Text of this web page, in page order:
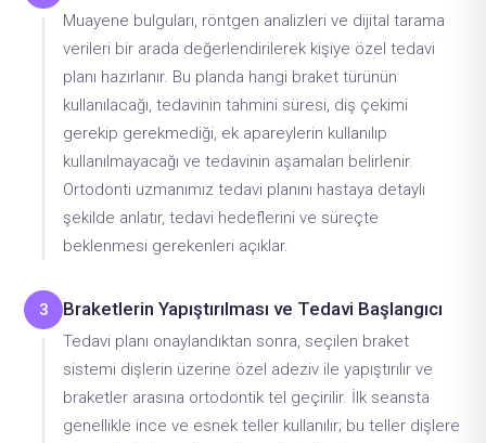
Muayene bulguları, röntgen analizleri ve dijital tarama
verileri bir arada değerlendirilerek kişiye özel tedavi
planı hazırlanır. Bu planda hangi braket türünün
kullanılacağı, tedavinin tahmini süresi, diş çekimi
gerekip gerekmediği, ek apareylerin kullanılıp
kullanılmayacağı ve tedavinin aşamaları belirlenir.
Ortodonti uzmanımız tedavi planını hastaya detaylı
şekilde anlatır, tedavi hedeflerini ve süreçte
beklenmesi gerekenleri açıklar.
3 Braketlerin Yapıştırılması ve Tedavi Başlangıcı
Tedavi planı onaylandıktan sonra, seçilen braket
sistemi dişlerin üzerine özel adeziv ile yapıştırılır ve
braketler arasına ortodontik tel geçirilir. İlk seansta
genellikle ince ve esnek teller kullanılır; bu teller dişlere